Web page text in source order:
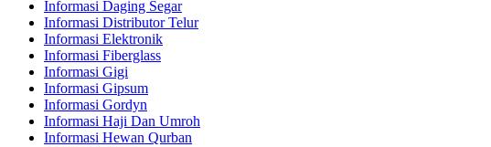
Informasi Daging Segar
Informasi Distributor Telur
Informasi Elektronik
Informasi Fiberglass
Informasi Gigi
Informasi Gipsum
Informasi Gordyn
Informasi Haji Dan Umroh
Informasi Hewan Qurban